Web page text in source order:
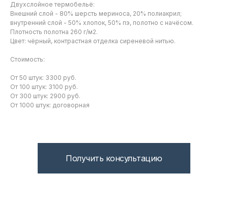
Двухслойное термобельё:
Внешний слой - 80% шерсть мериноса, 20% полиакрил;
внутренний слой - 50% хлопок, 50% пэ, полотно с начёсом.
Плотность полотна 260 г/м2.
Цвет: чёрный, контрастная отделка сиреневой нитью.
Стоимость:
От 50 штук: 3300 руб.
От 100 штук: 3100 руб.
От 300 штук: 2900 руб.
От 1000 штук: договорная
Получить консультацию